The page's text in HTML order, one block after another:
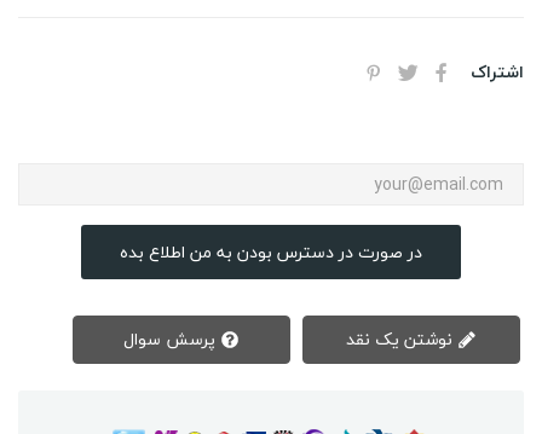
اشتراک
در صورت در دسترس بودن به من اطلاع بده